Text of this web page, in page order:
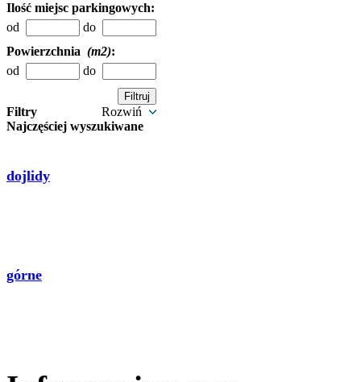
Ilość miejsc parkingowych:
od
do
Powierzchnia (m2):
od
do
Filtry
Rozwiń
Najczęściej wyszukiwane
dojlidy
górne